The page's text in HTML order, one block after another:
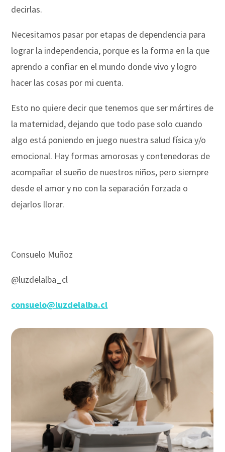
decirlas.
Necesitamos pasar por etapas de dependencia para
lograr la independencia, porque es la forma en la que
aprendo a confiar en el mundo donde vivo y logro
hacer las cosas por mi cuenta.
Esto no quiere decir que tenemos que ser mártires de
la maternidad, dejando que todo pase solo cuando
algo está poniendo en juego nuestra salud física y/o
emocional. Hay formas amorosas y contenedoras de
acompañar el sueño de nuestros niños, pero siempre
desde el amor y no con la separación forzada o
dejarlos llorar.
Consuelo Muñoz
@luzdelalba_cl
consuelo@luzdelalba.cl